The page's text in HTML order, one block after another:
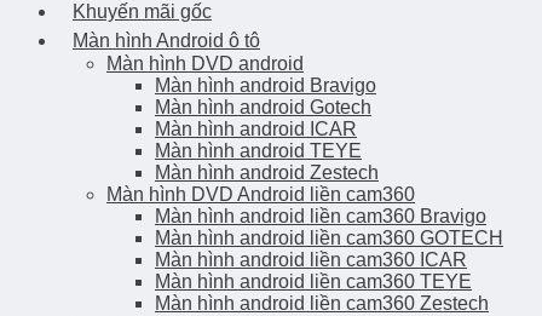
Khuyến mãi gốc
Màn hình Android ô tô
Màn hình DVD android
Màn hình android Bravigo
Màn hình android Gotech
Màn hình android ICAR
Màn hình android TEYE
Màn hình android Zestech
Màn hình DVD Android liền cam360
Màn hình android liền cam360 Bravigo
Màn hình android liền cam360 GOTECH
Màn hình android liền cam360 ICAR
Màn hình android liền cam360 TEYE
Màn hình android liền cam360 Zestech